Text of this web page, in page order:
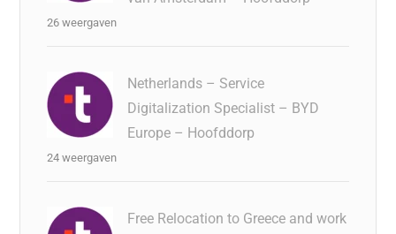
26 weergaven
Netherlands – Service
Digitalization Specialist – BYD
Europe – Hoofddorp
24 weergaven
Free Relocation to Greece and work